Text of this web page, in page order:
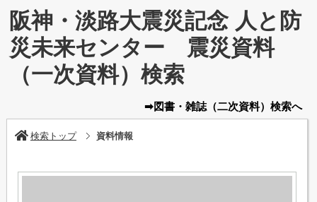
阪神・淡路大震災記念 人と防
災未来センター 震災資料
（一次資料）検索
➡図書・雑誌（二次資料） 検索へ
検索トップ 資料情報